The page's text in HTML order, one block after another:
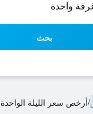
بحث
/أرخص سعر الليلة الواحدة